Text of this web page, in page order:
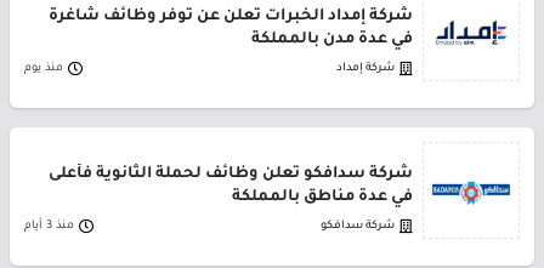
شركة إمداد الخبرات تعلن عن توفر وظائف شاغرة
في عدة مدن بالمملكة
شركة إمداد منذ يوم
شركة سدافكو تعلن وظائف لحملة الثانوية فأعلى
في عدة مناطق بالمملكة
شركة سدافكو منذ 3 أيام